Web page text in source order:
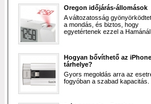
Oregon időjárás-állomások
A változatosság
a mondás, és biztos, hogy
egyetértenek ezzel a
Hogyan bővíthető az iPhone
tárhelye?
Gyors megoldás arra az
fogyóban a szabad kapacitás.